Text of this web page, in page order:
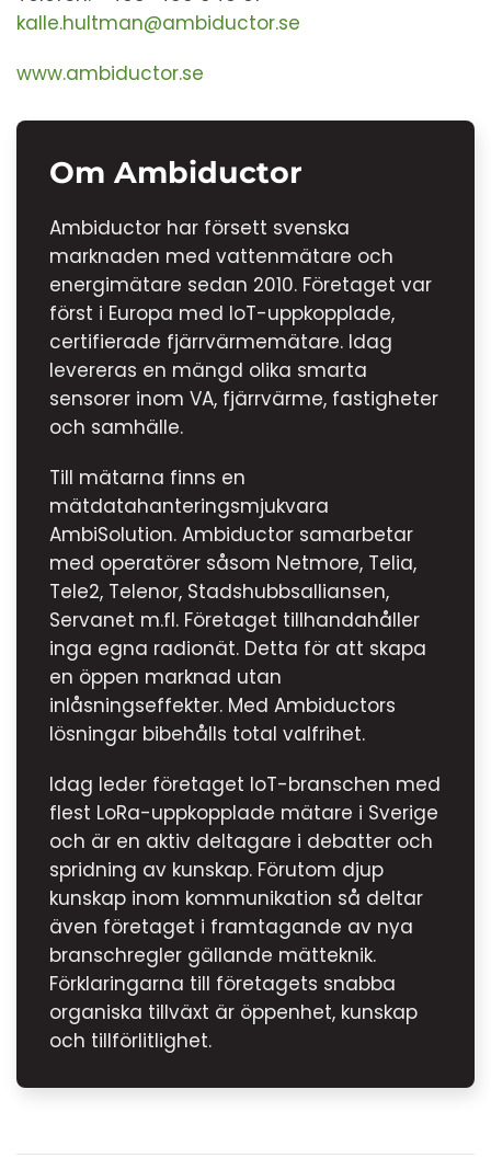
kalle.hultman@ambiductor.se
www.ambiductor.se
Om Ambiductor
Ambiductor har försett svenska
marknaden med vattenmätare och
energimätare sedan 2010. Företaget var
först i Europa med IoT-uppkopplade,
certifierade fjärrvärmemätare. Idag
levereras en mängd olika smarta
sensorer inom VA, fjärrvärme, fastigheter
och samhälle.
Till mätarna finns en
mätdatahanteringsmjukvara
AmbiSolution. Ambiductor samarbetar
med operatörer såsom Netmore, Telia,
Tele2, Telenor, Stadshubbsalliansen,
Servanet m.fl. Företaget tillhandahåller
inga egna radionät. Detta för att skapa
en öppen marknad utan
inlåsningseffekter. Med Ambiductors
lösningar bibehålls total valfrihet.
Idag leder företaget IoT-branschen med
flest LoRa-uppkopplade mätare i Sverige
och är en aktiv deltagare i debatter och
spridning av kunskap. Förutom djup
kunskap inom kommunikation så deltar
även företaget i framtagande av nya
branschregler gällande mätteknik.
Förklaringarna till företagets snabba
organiska tillväxt är öppenhet, kunskap
och tillförlitlighet.